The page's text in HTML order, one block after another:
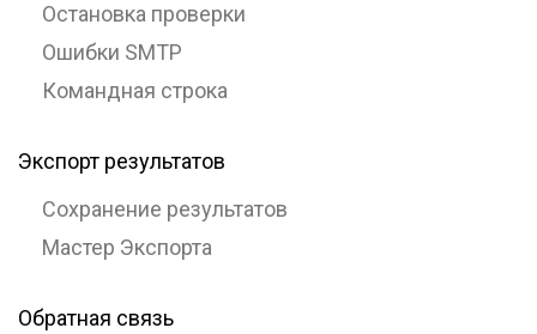
Остановка проверки
Ошибки SMTP
Командная строка
Экспорт результатов
Сохранение результатов
Мастер Экспорта
Обратная связь